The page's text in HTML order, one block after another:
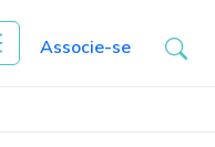
Associe-se